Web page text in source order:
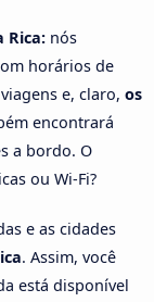
Rica: nós
horários de
e, claro, os
encontrará
a bordo. O
ou Wi-Fi?
e as cidades
. Assim, você
está disponível